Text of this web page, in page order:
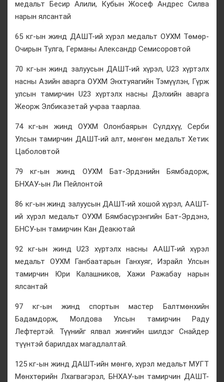
медальт Бесир Алили, Кубын Жосеф Андрес Силва
нарын ялсантай
65 кг-ын жинд ДАШТ-ий хүрэл медальт ОУХМ Төмөр-
Очирын Тулга, Германы Александр Семисоровтой
70 кг-ын жинд залуусын ДАШТ-ий хүрэл, U23 хүртэлх
насны Азийн аварга ОУХМ Энхтуяагийн Тэмүүлэн, Гүрж
улсын тамирчин U23 хүртэлх насны Дэлхийн аварга
Жеорж Элбиказетай учраа таарлаа.
74 кг-ын жинд ОУХМ Олонбаярын Сүлдхүү, Серби
Улсын тамирчин ДАШТ-ий алт, мөнгөн медальт Хетик
Цаболовтой
79 кг-ын жинд ОУХМ Бат-Эрдэнийн Бямбадорж,
БНХАУ-ын Ли Пейлонтой
86 кг-ын жинд залуусын ДАШТ-ий хошой хүрэл, ААШТ-
ий хүрэл медальт ОУХМ Бямбасүрэнгийн Бат-Эрдэнэ,
БНСУ-ын тамирчин Кан Деакютай
92 кг-ын жинд U23 хүртэлх насны ААШТ-ий хүрэл
медальт ОУХМ Ганбаатарын Ганхуяг, Израйл Улсын
тамирчин Юри Калашников, Хажи Ражабау нарын
ялсантай
97 кг-ын жинд спортын мастер Балтмөнхийн
Бадамдорж, Молдова Улсын тамирчин Раду
Лефтертэй. Түүнийг ялвал жингийн шилдэг Снайдер
түүнтэй барилдах магадлалтай.
125 кг-ын жинд ДАШТ-ийн мөнгө, хүрэл медальт МУГТ
Мөнхтөрийн Лхагвагэрэл, БНХАУ-ын тамирчин ДАШТ-